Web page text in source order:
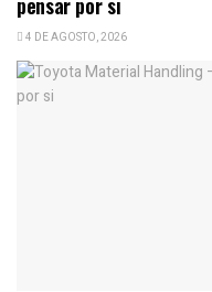
pensar por si
4 DE AGOSTO, 2026